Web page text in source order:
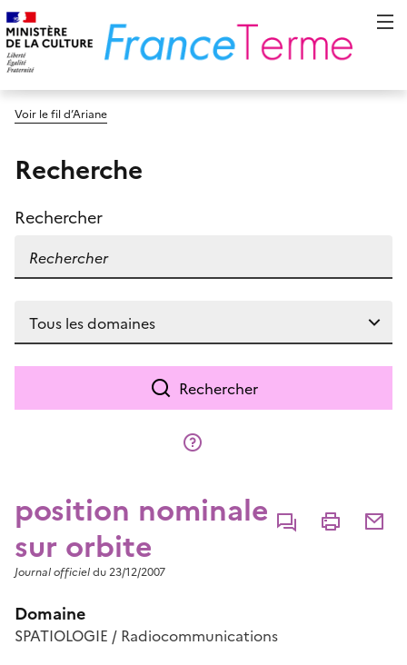
Voir le fil d’Ariane
Recherche
Rechercher
Rechercher
position nominale
sur orbite
CommenterImprimer
Journal officieldu 23/12/2007
Domaine
SPATIOLOGIE / Radiocommunications